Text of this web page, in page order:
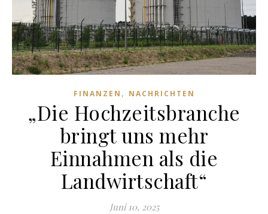
FINANZEN , NACHRICHTEN
„Die Hochzeitsbranche
bringt uns mehr
Einnahmen als die
Landwirtschaft“
Juni 10, 2025